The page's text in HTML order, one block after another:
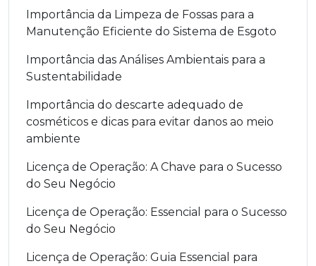
Importância da Limpeza de Fossas para a
Manutenção Eficiente do Sistema de Esgoto
Importância das Análises Ambientais para a
Sustentabilidade
Importância do descarte adequado de
cosméticos e dicas para evitar danos ao meio
ambiente
Licença de Operação: A Chave para o Sucesso
do Seu Negócio
Licença de Operação: Essencial para o Sucesso
do Seu Negócio
Licença de Operação: Guia Essencial para